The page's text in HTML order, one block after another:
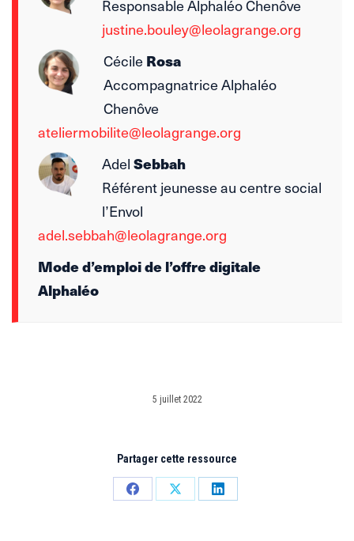
Responsable Alphaléo Chenôve
justine.bouley@leolagrange.org
CécileRosa
Accompagnatrice Alphaléo
Chenôve
ateliermobilite@leolagrange.org
AdelSebbah
Référent jeunesse au centre social
l’Envol
adel.sebbah@leolagrange.org
Mode d’emploi de l’offre digitale
Alphaléo
5 juillet 2022
Partager cette ressource
PartagerPartagerPartager